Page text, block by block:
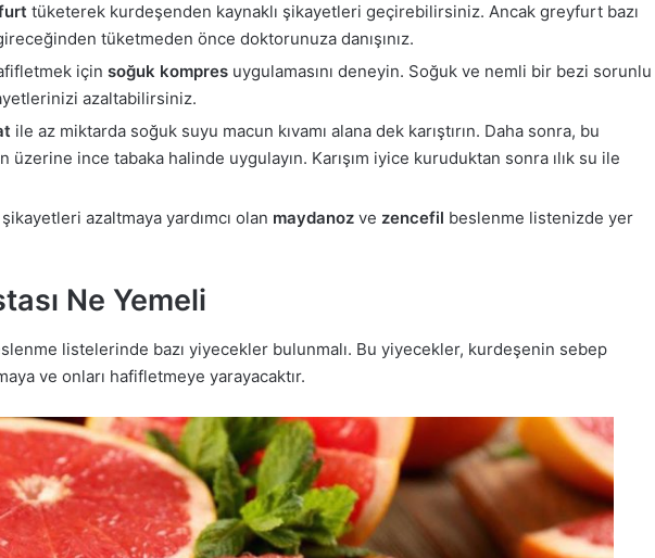
tüketerek kurdeşenden kaynaklı şikayetleri geçirebilirsiniz. Ancak greyfurt bazı
tüketmeden önce doktorunuza danışınız.
için soğuk kompres uygulamasını deneyin. Soğuk ve nemli bir bezi sorunlu
azaltabilirsiniz.
ile az miktarda soğuk suyu macun kıvamı alana dek karıştırın. Daha sonra, bu
üzerine ince tabaka halinde uygulayın. Karışım iyice kuruduktan sonra ılık su ile
azaltmaya yardımcı olan maydanoz ve zencefil beslenme listenizde yer
Ne Yemeli
listelerinde bazı yiyecekler bulunmalı. Bu yiyecekler, kurdeşenin sebep
ve onları hafifletmeye yarayacaktır.